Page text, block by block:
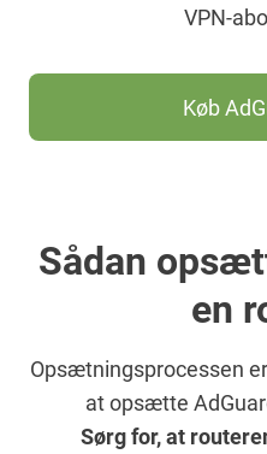
VPN-
Køb
Sådan
en
Opsætningsprocessen
at opsætte
Sørg for, at